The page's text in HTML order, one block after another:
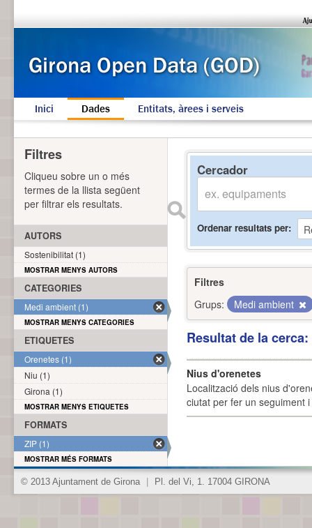
Inici Dades Entitats, àrees i serveis
Cercador
Ordenar resultats per
Filtres
Grups:
Medi ambient
Resultat de la
Nius d'orenetes
Localització dels nius
ciutat per fer un seguiment
Filtres
Cliqueu sobre un o més
termes de la llista següent
per filtrar els resultats.
AUTORS
Sostenibilitat (1)
MOSTRAR MENYS AUTORS
CATEGORIES
Medi ambient (1)
MOSTRAR MENYS CATEGORIES
ETIQUETES
Orenetes (1)
Niu (1)
Girona (1)
MOSTRAR MENYS ETIQUETES
FORMATS
ZIP (1)
MOSTRAR MÉS FORMATS
© 2013 Ajuntament de Girona Pl. del Vi, 1. 17004 GIRONA